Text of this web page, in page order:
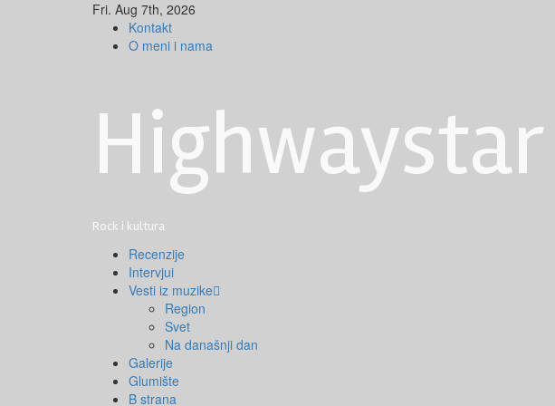
Fri. Aug 7th, 2026
Kontakt
O meni i nama
Rock i kultura
Primary
Menu
Recenzije
Intervjui
Vesti iz muzike
Region
Svet
Na današnji dan
Galerije
Glumište
B strana